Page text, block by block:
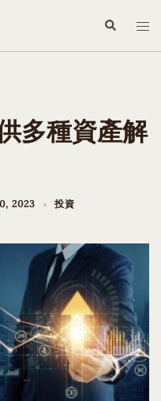
Search
多種資產解
2023 投資